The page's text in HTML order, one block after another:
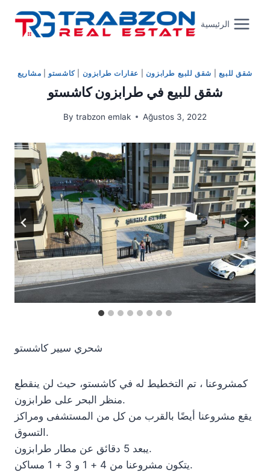
content
الرئيسية
شقق للبيع شقق للبيع طرابزون عقارات طرابزون |كاشستو مشاريع
شقق للبيع في طرابزون كاشستو
By trabzon emlak Ağustos 3, 2022
شحري سيير كاشستو
كمشروعنا ، تم التخطيط له في كاشستو، حيث لن ينقطع
منظر البحر على طرابزون.
يقع مشروعنا أيضًا بالقرب من كل من المستشفى ومراكز
التسوق.
يبعد 5 دقائق عن مطار طرابزون.
يتكون مشروعنا من 4 + 1 و 3 + 1 مساكن.